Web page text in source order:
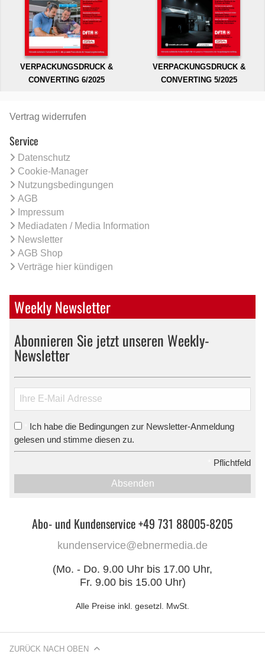
VERPACKUNGSDRUCK &
CONVERTING 6/2025
VERPACKUNGSDRUCK &
CONVERTING 5/2025
Vertrag widerrufen
Service
Datenschutz
Cookie-Manager
Nutzungsbedingungen
AGB
Impressum
Mediadaten / Media Information
Newsletter
AGB Shop
Verträge hier kündigen
Weekly Newsletter
Abonnieren Sie jetzt unseren Weekly-
Newsletter
Ich habe die Bedingungen zur Newsletter-Anmeldung
gelesen und stimme diesen zu.
Pflichtfeld
Absenden
Abo- und Kundenservice +49 731 88005-8205
kundenservice@ebnermedia.de
(Mo. - Do. 9.00 Uhr bis 17.00 Uhr,
Fr. 9.00 bis 15.00 Uhr)
Alle Preise inkl. gesetzl. MwSt.
ZURÜCK NACH OBEN